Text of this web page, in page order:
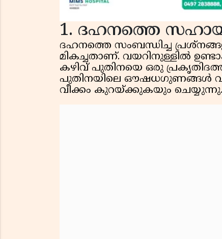
1. ദഹനത്തെ
ദഹനത്തെ സംബന്ധിച്ച
മികച്ചതാണ്. വയറിനുള്ളിൽ
കഴിവ് പുതിനയെ ഒരു
പുതിനയിലെ ഔഷധഗുണങ്ങൾ
വീക്കം കുറയ്ക്കുകയും ചെയ്യുന്നു.